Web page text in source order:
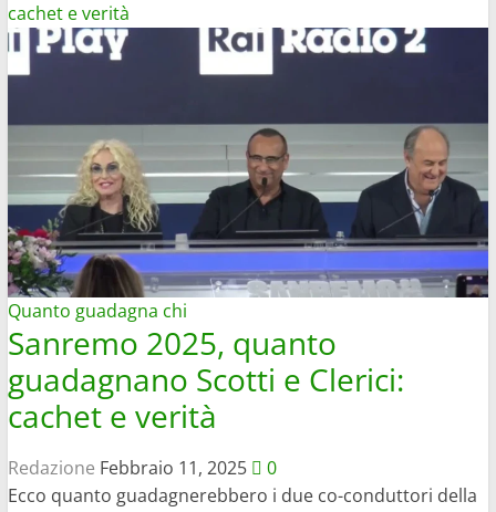
cachet e verità
Quanto guadagna chi
Sanremo 2025, quanto
guadagnano Scotti e Clerici:
cachet e verità
Redazione Febbraio 11, 2025
0
Ecco quanto guadagnerebbero i due co-conduttori della